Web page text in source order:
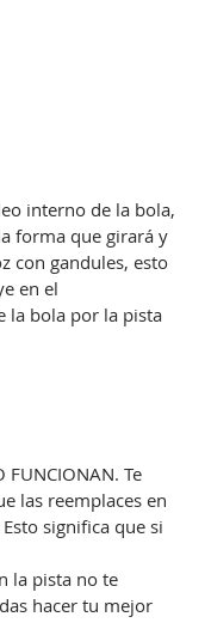
interno de la bola,
forma que girará y
con gandules, esto
en el
la bola por la pista
FUNCIONAN. Te
las reemplaces en
significa que si
la pista no te
hacer tu mejor